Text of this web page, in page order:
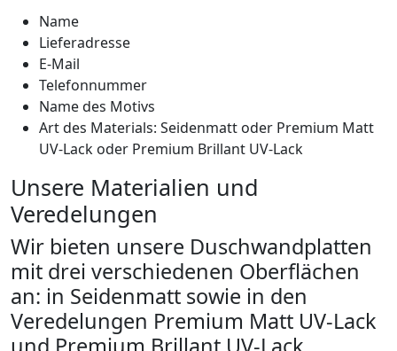
Name
Lieferadresse
E-Mail
Telefonnummer
Name des Motivs
Art des Materials: Seidenmatt oder Premium Matt
UV-Lack oder Premium Brillant UV-Lack
Unsere Materialien und
Veredelungen
Wir bieten unsere Duschwandplatten
mit drei verschiedenen Oberflächen
an: in Seidenmatt sowie in den
Veredelungen Premium Matt UV-Lack